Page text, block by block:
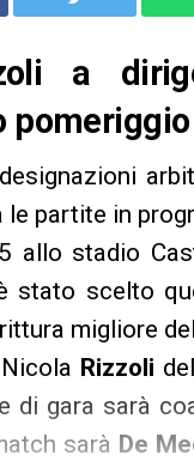
a
le partite in
allo stadio
stato scelto
migliore del
Rizzoli
di gara sarà
sarà De